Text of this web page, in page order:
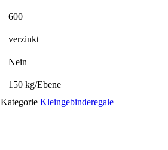
600
verzinkt
Nein
150 kg/Ebene
Kategorie Kleingebinderegale